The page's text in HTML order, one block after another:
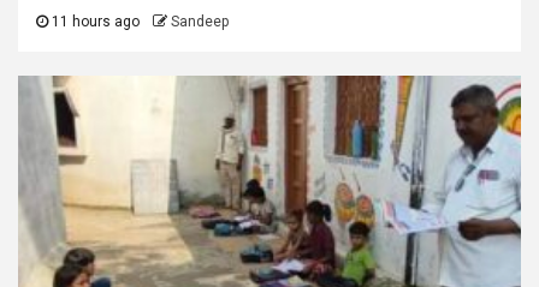
11 hours ago Sandeep